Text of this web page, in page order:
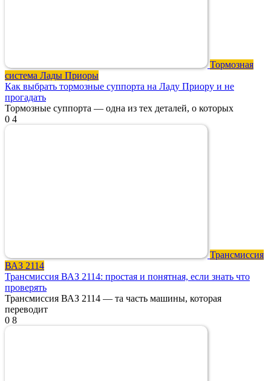
Тормозная
система Лады Приоры
Как выбрать тормозные суппорта на Ладу Приору и не
прогадать
Тормозные суппорта — одна из тех деталей, о которых
0 4
Трансмиссия
ВАЗ 2114
Трансмиссия ВАЗ 2114: простая и понятная, если знать что
проверять
Трансмиссия ВАЗ 2114 — та часть машины, которая
переводит
0 8